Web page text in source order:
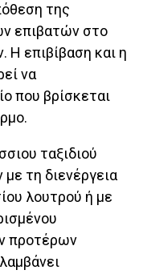
της
επιβατών στο
Η επιβίβαση και η
να
που βρίσκεται
ταξιδιού
τη διενέργεια
λουτρού ή με
προτέρων